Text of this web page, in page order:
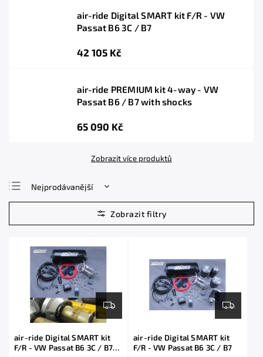
air-ride Digital SMART kit F/R - VW
Passat B6 3C / B7
42 105 Kč
air-ride PREMIUM kit 4-way - VW
Passat B6 / B7 with shocks
65 090 Kč
Zobrazit více produktů
Nejprodávanější
Nejlevnější
Nejdražší
air-ride Digital SMART kit
F/R - VW Passat B6 3C / B7
air-ride Digital SMART kit
F/R - VW Passat B6 3C / B7